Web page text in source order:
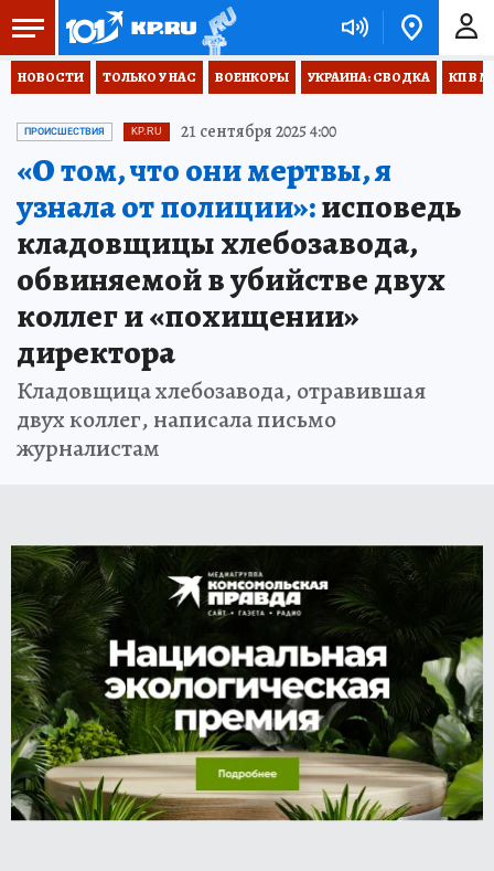
НОВОСТИ ТОЛЬКО У НАС ВОЕНКОРЫ УКРАИНА: СВОДКА КП В
ПРОИСШЕСТВИЯ KP.RU 21 сентября 2025 4:00
«О том, что они мертвы, я
узнала от полиции»:исповедь
кладовщицы хлебозавода,
обвиняемой в убийстве двух
коллег и «похищении»
директора
Кладовщица хлебозавода, отравившая
двух коллег, написала письмо
журналистам